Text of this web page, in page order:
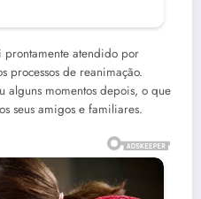
prontamente atendido por
processos de reanimação.
alguns momentos depois, o que
seus amigos e familiares.